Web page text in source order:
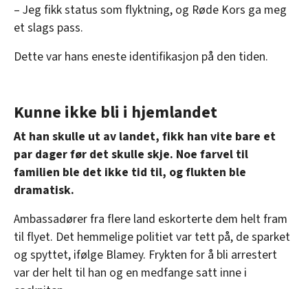
– Jeg fikk status som flyktning, og Røde Kors ga meg
et slags pass.
Dette var hans eneste identifikasjon på den tiden.
Kunne ikke bli i hjemlandet
At han skulle ut av landet, fikk han vite bare et
par dager før det skulle skje. Noe farvel til
familien ble det ikke tid til, og flukten ble
dramatisk.
Ambassadører fra flere land eskorterte dem helt fram
til flyet. Det hemmelige politiet var tett på, de sparket
og spyttet, ifølge Blamey. Frykten for å bli arrestert
var der helt til han og en medfange satt inne i